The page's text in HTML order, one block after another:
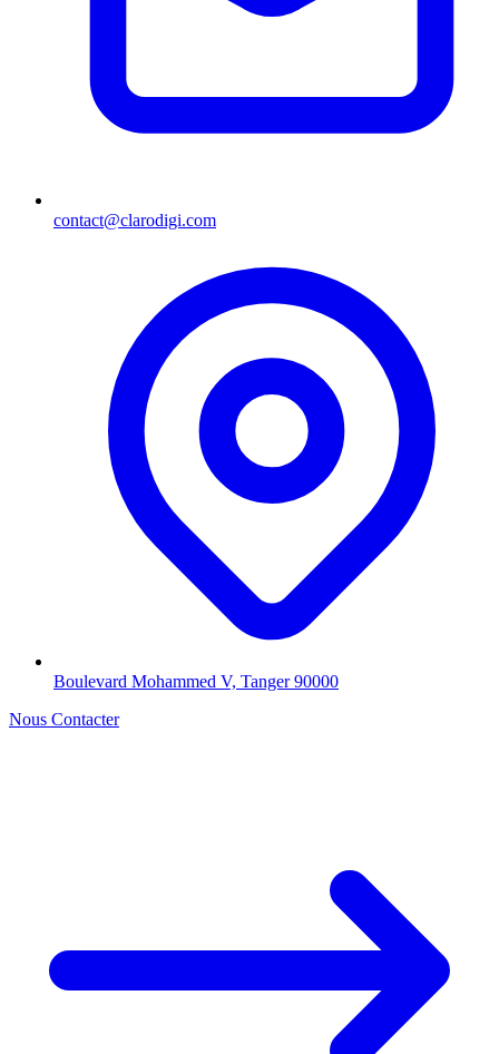
contact@clarodigi.com
Boulevard Mohammed V, Tanger 90000
Nous Contacter